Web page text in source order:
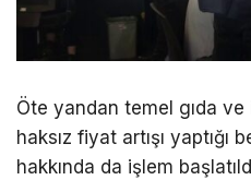
Öte yandan temel gıda
haksız fiyat artışı yaptığı
hakkında da işlem